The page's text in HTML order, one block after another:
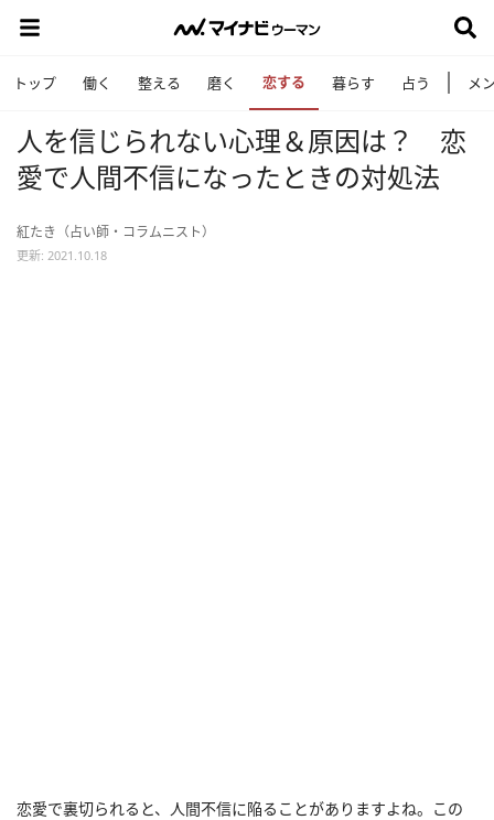
トップ 働く 整える 磨く 恋する 暮らす 占う メ
人を信じられない心理＆原因は？ 恋
愛で人間不信になったときの対処法
紅たき（占い師・コラムニスト）
更新: 2021.10.18
恋愛で裏切られると、人間不信に陥ることがありますよね。この